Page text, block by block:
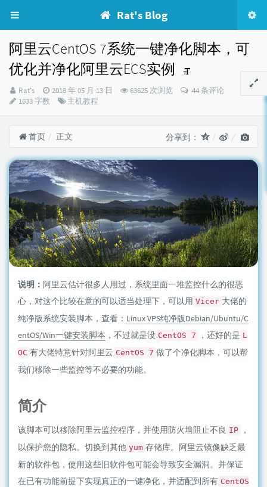
Rat's Blog
阿里云CentOS 7系统一键净化脚本，可
优化并净化阿里云ECS实例
博
主：
Rat's
发
布
2018 年 05 月 13 日 63625 次浏览
44 条评论
1633 字数
分
主机教程
首页 正文 分享到：
说明： 阿里云估计很多人用过，系统里面一堆监控什么的很恶
心，对这个比较在意的可以适当处理下，可以用 Vicer 大佬的
纯净版系统安装脚本，查看： Linux VPS纯净版Debian/Ubuntu/C
entOS/Win一键安装脚本 ，不过就是没 CentOS 7 ，还好的是 L
OC 有大佬特意针对阿里云 CentOS 7 做了个净化脚本，可以帮
我们移除一些监控等不必要的功能。
简介
该脚本可以移除阿里云监控程序，并使用防火墙阻止不良 IP
，
以保护您的隐私。切换到其他 yum 存储库。阿里云镜像缺乏最
新的软件包，使用这些旧软件包可能会导致安全漏洞。并保证
在已有功能前提下实现真正的一键净化，并适配到所有 CentOS